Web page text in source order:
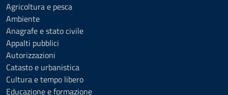
Agricoltura e pesca
Ambiente
Anagrafe e stato civile
Appalti pubblici
Autorizzazioni
Catasto e urbanistica
Cultura e tempo libero
Educazione e formazione